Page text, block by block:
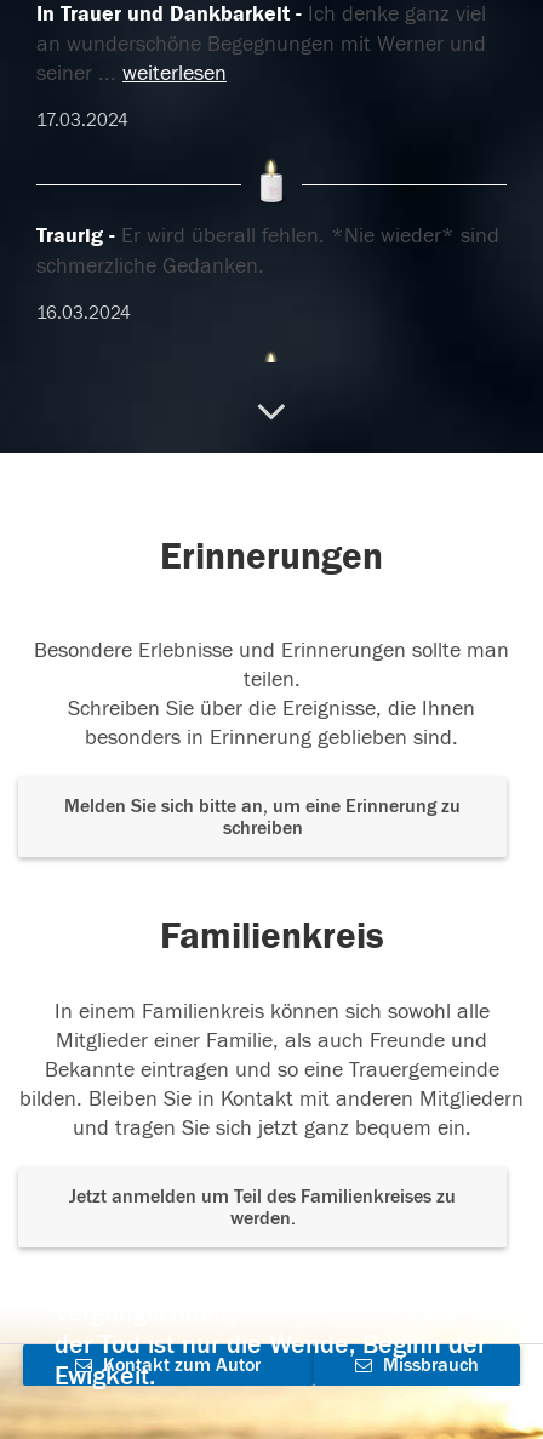
In Trauer und Dankbarkeit
Ich denke ganz viel
an wunderschöne Begegnungen mit Werner und
seiner ... weiterlesen
17.03.2024
Traurig
Er wird überall fehlen. *Nie wieder* sind
schmerzliche Gedanken.
16.03.2024
Wir lassen nur die Hand los, nicht den
Menschen. Der lebt in Erinnerungen...weiterlesen
Erinnerungen
Besondere Erlebnisse und Erinnerungen sollte man
teilen.
Schreiben Sie über die Ereignisse, die Ihnen
besonders in Erinnerung geblieben sind.
Melden Sie sich bitte an, um eine Erinnerung zu
schreiben
Familienkreis
In einem Familienkreis können sich sowohl alle
Mitglieder einer Familie, als auch Freunde und
Bekannte eintragen und so eine Trauergemeinde
bilden. Bleiben Sie in Kontakt mit anderen Mitgliedern
und tragen Sie sich jetzt ganz bequem ein.
Jetzt anmelden um Teil des Familienkreises zu
werden.
der Tod ist nur die Wende, Beginn der
Ewigkeit.
Kontakt zum Autor
aufnehmen
Missbrauch